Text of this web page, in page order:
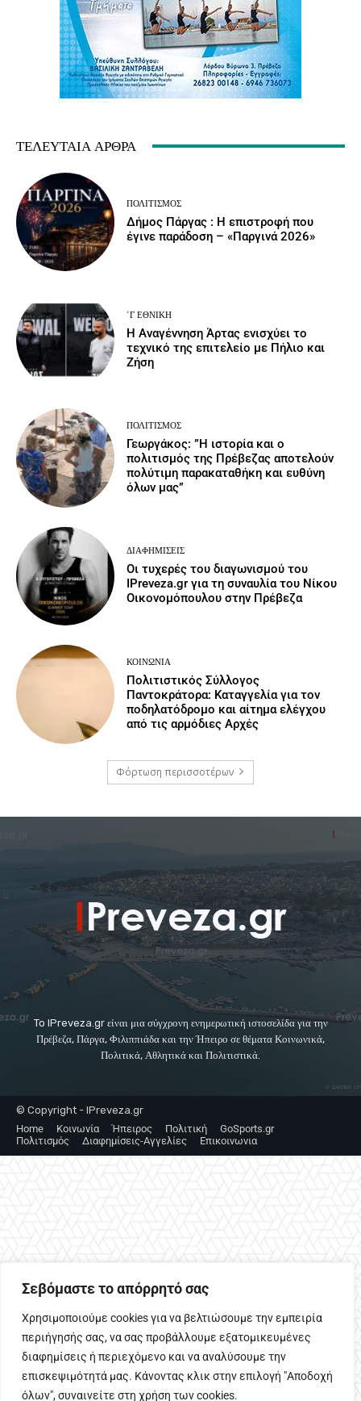
Σεβόμαστε το απόρρητό σας
Χρησιμοποιούμε cookies για να βελτιώσουμε την εμπειρία
περιήγησής σας, να σας προβάλλουμε εξατομικευμένες
διαφημίσεις ή περιεχόμενο και να αναλύσουμε την
επισκεψιμότητά μας. Κάνοντας κλικ στην επιλογή "Αποδοχή
όλων", συναινείτε στη χρήση των cookies.
ΤΕΛΕΥΤΑΊΑ ΆΡΘΡΑ
ΠΟΛΙΤΙΣΜΌΣ
Δήμος Πάργας : Η επιστροφή που
έγινε παράδοση – «Παργινά 2026»
΄Γ ΕΘΝΙΚΉ
Η Αναγέννηση Άρτας ενισχύει το
τεχνικό της επιτελείο με Πήλιο και
Ζήση
ΠΟΛΙΤΙΣΜΌΣ
Γεωργάκος: ”Η ιστορία και ο
πολιτισμός της Πρέβεζας αποτελούν
πολύτιμη παρακαταθήκη και ευθύνη
όλων μας”
ΔΙΑΦΗΜΊΣΕΙΣ
Οι τυχερές του διαγωνισμού του
IPreveza.gr για τη συναυλία του Νίκου
Οικονομόπουλου στην Πρέβεζα
ΚΟΙΝΩΝΙΑ
Πολιτιστικός Σύλλογος
Παντοκράτορα: Καταγγελία για τον
ποδηλατόδρομο και αίτημα ελέγχου
από τις αρμόδιες Αρχές
Φόρτωση περισσοτέρων
To IPreveza.gr είναι μια σύγχρονη ενημερωτική ιστοσελίδα για την
Πρέβεζα, Πάργα, Φιλιππιάδα και την Ήπειρο σε θέματα Κοινωνικά,
Πολιτικά, Αθλητικά και Πολιτιστικά.
© Copyright - IPreveza.gr
Home
Κοινωνία Ήπειρος Πολιτική
GoSports.gr
Πολιτισμός
Διαφημίσεις-Αγγελίες Επικοινωνια